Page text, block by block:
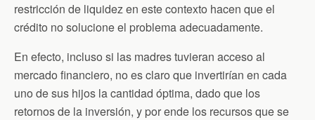
restricción de liquidez en este contexto hacen que el
crédito no solucione el problema adecuadamente.
En efecto, incluso si las madres tuvieran acceso al
mercado financiero, no es claro que invertirían en cada
uno de sus hijos la cantidad óptima, dado que los
retornos de la inversión, y por ende los recursos que se